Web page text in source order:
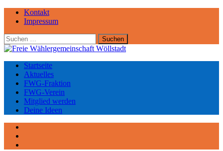
Kontakt
Impressum
Suchen
nach:
Startseite
Aktuelles
FWG-Fraktion
FWG-Verein
Mitglied werden
Deine Ideen